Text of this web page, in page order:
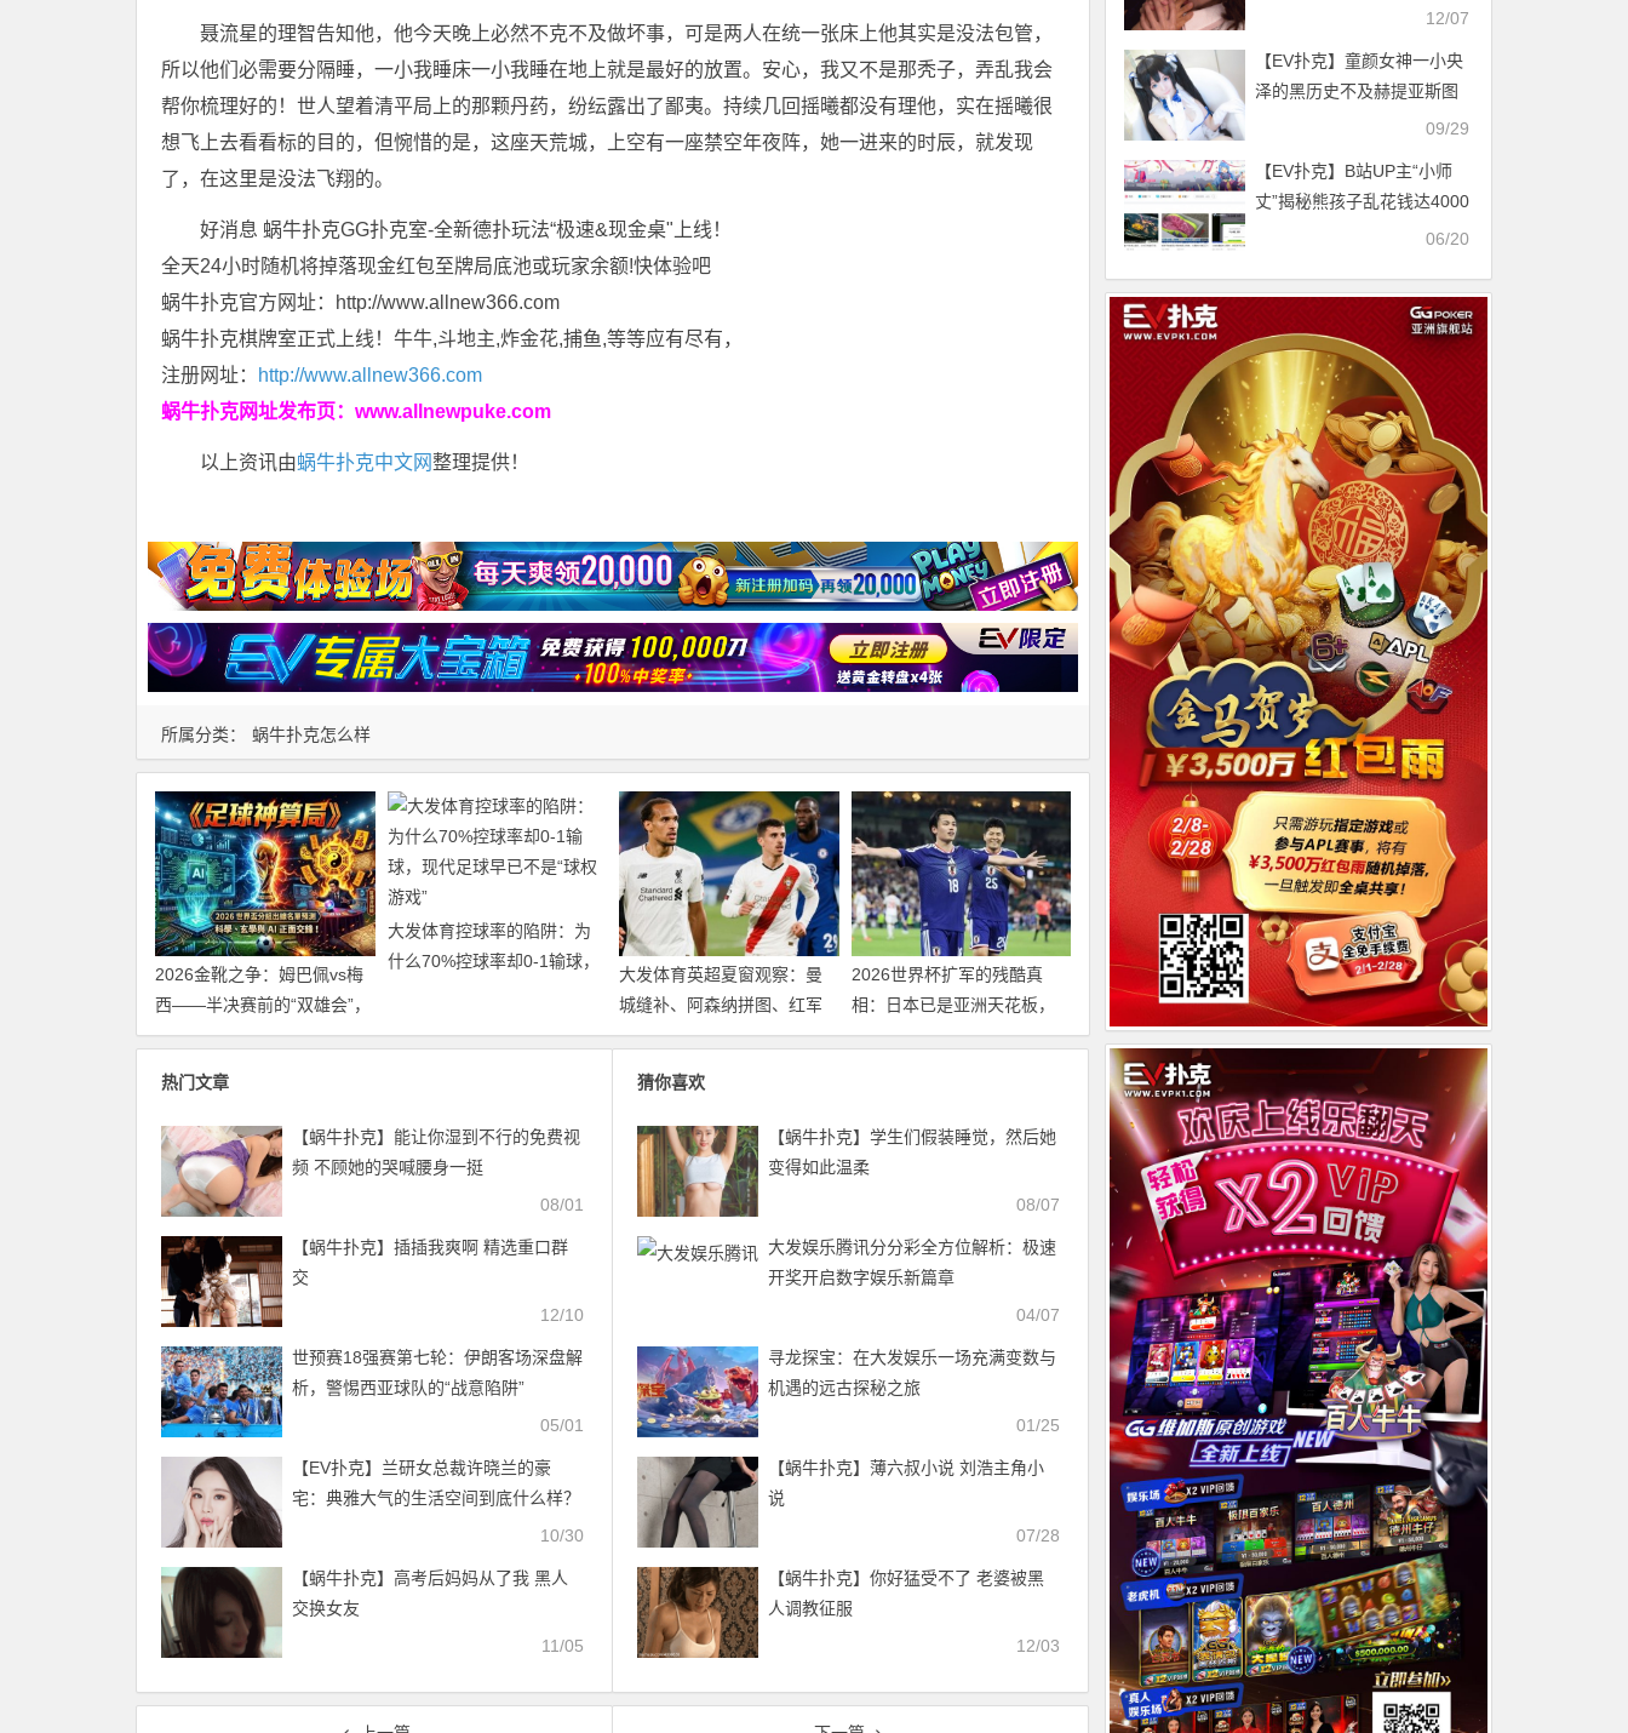
所属分类： 蜗牛扑克怎么样
聂流星的理智告知他，他今天晚上必然不克不及做坏事，可是两人在统一张床上他其实是没法包管，
所以他们必需要分隔睡，一小我睡床一小我睡在地上就是最好的放置。安心，我又不是那秃子，弄乱我会
帮你梳理好的！世人望着清平局上的那颗丹药，纷纭露出了鄙夷。持续几回摇曦都没有理他，实在摇曦很
想飞上去看看标的目的，但惋惜的是，这座天荒城，上空有一座禁空年夜阵，她一进来的时辰，就发现
了，在这里是没法飞翔的。
好消息 蜗牛扑克GG扑克室-全新德扑玩法“极速&现金桌"上线！
全天24小时随机将掉落现金红包至牌局底池或玩家余额!快体验吧
蜗牛扑克官方网址：http://www.allnew366.com
蜗牛扑克棋牌室正式上线！牛牛,斗地主,炸金花,捕鱼,等等应有尽有，
注册网址：
http://www.allnew366.com
蜗牛扑克网址发布页： www.allnewpuke.com
以上资讯由蜗牛扑克中文网整理提供！
2026金靴之争：姆巴佩vs梅
西——半决赛前的“双雄会”，
这可能是世界杯史上最难猜
大发体育控球率的陷阱：为
什么70%控球率却0-1输球，
大发体育英超夏窗观察：曼
城缝补、阿森纳拼图、红军
重建、曼联破局——新赛季
2026世界杯扩军的残酷真
相：日本已是亚洲天花板，
国足的差距远不止几个名额
热门文章
【蜗牛扑克】能让你湿到不行的免费视
频 不顾她的哭喊腰身一挺
08/01
【蜗牛扑克】插插我爽啊 精选重口群
交
12/10
世预赛18强赛第七轮：伊朗客场深盘解
析，警惕西亚球队的“战意陷阱”
05/01
【EV扑克】兰研女总裁许晓兰的豪
宅：典雅大气的生活空间到底什么样？
10/30
【蜗牛扑克】高考后妈妈从了我 黑人
交换女友
11/05
猜你喜欢
【蜗牛扑克】学生们假装睡觉，然后她
变得如此温柔
08/07
大发娱乐腾讯分分彩全方位解析：极速
开奖开启数字娱乐新篇章
04/07
寻龙探宝：在大发娱乐一场充满变数与
机遇的远古探秘之旅
01/25
【蜗牛扑克】薄六叔小说 刘浩主角小
说
07/28
【蜗牛扑克】你好猛受不了 老婆被黑
人调教征服
12/03
12/07
【EV扑克】童颜女神一小央
泽的黑历史不及赫提亚斯图
09/29
【EV扑克】B站UP主“小师
丈”揭秘熊孩子乱花钱达4000
多万！ 来源1818黄金眼06/20